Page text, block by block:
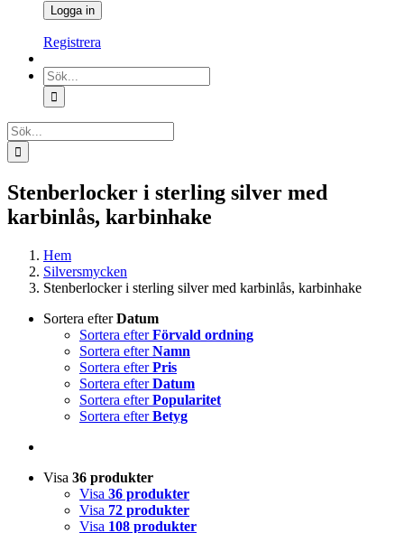
Registrera
Sök
efter:
Sök
efter:
Stenberlocker i sterling silver med
karbinlås, karbinhake
Hem
Silversmycken
Stenberlocker i sterling silver med karbinlås, karbinhake
Sortera efterDatum
Sortera efterFörvald ordning
Sortera efterNamn
Sortera efterPris
Sortera efterDatum
Sortera efterPopularitet
Sortera efterBetyg
Visa 36 produkter
Visa 36 produkter
Visa 72 produkter
Visa 108 produkter